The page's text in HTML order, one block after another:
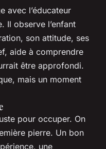
avec l’éducateur
Il observe l’enfant
son attitude, ses
aide à comprendre
être approfondi.
mais un moment
pour occuper. On
pierre. Un bon
une